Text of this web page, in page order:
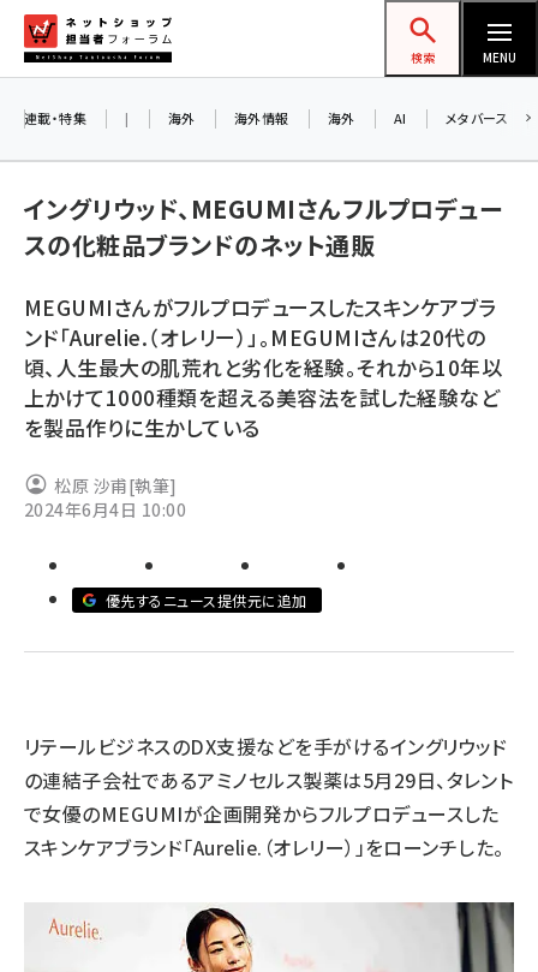
ン
ネットショップ担当者フォーラム
検索 MENU
yahoo (1907)
楽天 (1874)
ecbeing (1211)
base (1083)
revico (744)
連載・特集 | 海外 海外情報 海外 AI メタバース
イングリウッド、MEGUMIさんフルプロデュー
スの化粧品ブランドのネット通販
MEGUMIさんがフルプロデュースしたスキンケアブラ
ンド「Aurelie.（オレリー）」。MEGUMIさんは20代の
頃、人生最大の肌荒れと劣化を経験。それから10年以
上かけて1000種類を超える美容法を試した経験など
を製品作りに生かしている
松原 沙甫[執筆]
2024年6月4日 10:00
優先するニュース提供元に追加
リテールビジネスのDX支援などを手がけるイングリウッド
の連結子会社であるアミノセルス製薬は5月29日、タレント
で女優のMEGUMIが企画開発からフルプロデュースした
スキンケアブランド「Aurelie.（オレリー）」をローンチした。
AI
アル
8/26
参加